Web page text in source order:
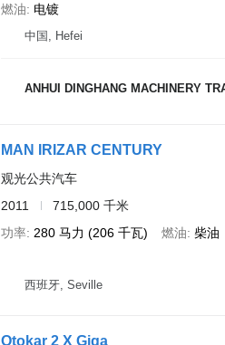
燃油
电镀
中国, Hefei
ANHUI DINGHANG MACHINERY
MAN IRIZAR CENTURY
观光公共汽车
2011
715,000 千米
功率 280 马力 (206 千瓦) 燃油 柴油
西班牙, Seville
Otokar 2 X Giga